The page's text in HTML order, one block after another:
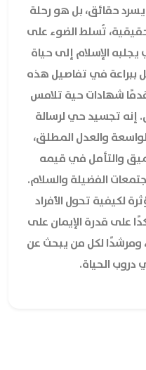
حقائق، بل هو رحلة
تُسلط الضوء على
يجلبه الإسلام إلى حياة
ببراعة في تفاصيل هذه
شهادات حية تلامس
إنه تجسيد حي لرسالة
والعدل المطلق،
والتأمل في قيمه
الفضيلة والسلام.
لكيفية تحول الأفراد
على قدرة الإيمان على
ومرشدًا لكل من يبحث عن
دروب الحياة.